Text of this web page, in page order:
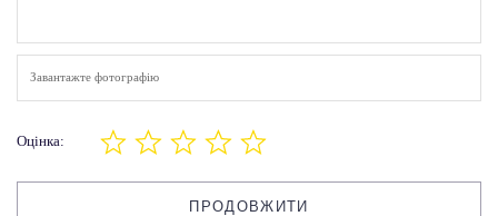
Завантажте фотографію
Оцінка:
ПРОДОВЖИТИ